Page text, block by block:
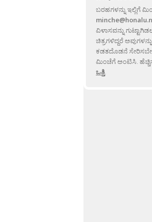
ಬರಹಗಳನ್ನು ಇಲ್ಲಿಗೆ
ವಿಳಾಸವನ್ನು
ಚಿತ್ರಗಳಿದ್ದರೆ
ಕಡತದೊಡನೆ
ಮಿಂಚೆಗೆ ಅಂಟಿಸಿ.
ಒತ್ತಿ.